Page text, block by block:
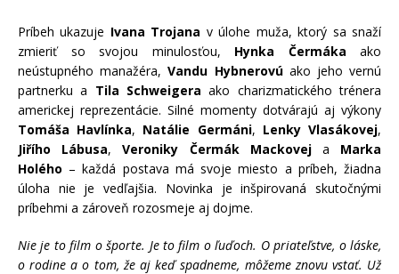
Príbeh ukazuje Ivana Trojana v úlohe muža, ktorý sa snaží
zmieriť so svojou minulosťou, Hynka Čermáka ako
neústupného manažéra,Vandu Hybnerovúako jeho vernú
partnerku a Tila Schweigera ako charizmatického trénera
americkej reprezentácie. Silné momenty dotvárajú aj výkony
Tomáša Havlínka, Natálie Germáni, Lenky Vlasákovej,
Jiřího Lábusa,Veroniky Čermák Mackoveja Marka
Holého – každá postava má svoje miesto a príbeh, žiadna
úloha nie je vedľajšia. Novinka je inšpirovaná skutočnými
príbehmi a zároveň rozosmeje aj dojme.
Nie je to film o športe. Je to film o ľuďoch. O priateľstve, o láske,
o rodine a o tom, že aj keď spadneme, môžeme znovu vstať. Už